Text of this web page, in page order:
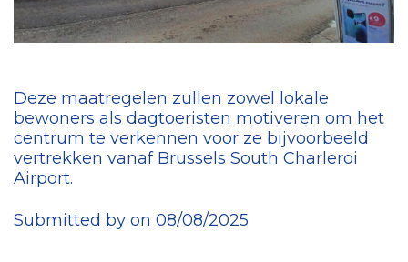
Deze maatregelen zullen zowel lokale
bewoners als dagtoeristen motiveren om het
centrum te verkennen voor ze bijvoorbeeld
vertrekken vanaf Brussels South Charleroi
Airport.
Submitted by on 08/08/2025